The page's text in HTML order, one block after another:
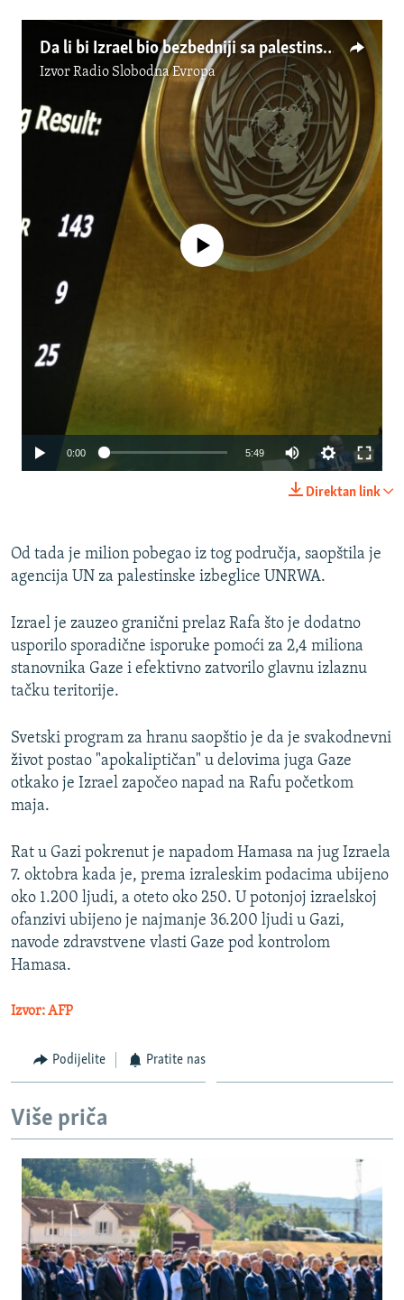
Da li bi Izrael bio bezbedniji sa palestinskom državom?
IzvorRadio Slobodna Evropa
Auto 240p 360p 480p
No media source currently available
0:00 5:49
720p
Direktan link
Od tada je milion pobegao iz tog područja, saopštila je
agencija UN za palestinske izbeglice UNRWA.
Izrael je zauzeo granični prelaz Rafa što je dodatno
usporilo sporadične isporuke pomoći za 2,4 miliona
stanovnika Gaze i efektivno zatvorilo glavnu izlaznu
tačku teritorije.
Svetski program za hranu saopštio je da je svakodnevni
život postao "apokaliptičan" u delovima juga Gaze
otkako je Izrael započeo napad na Rafu početkom
maja.
Rat u Gazi pokrenut je napadom Hamasa na jug Izraela
7. oktobra kada je, prema izraleskim podacima ubijeno
oko 1.200 ljudi, a oteto oko 250. U potonjoj izraelskoj
ofanzivi ubijeno je najmanje 36.200 ljudi u Gazi,
navode zdravstvene vlasti Gaze pod kontrolom
Hamasa.
Izvor: AFP
Podijelite Pratite nas
Više priča